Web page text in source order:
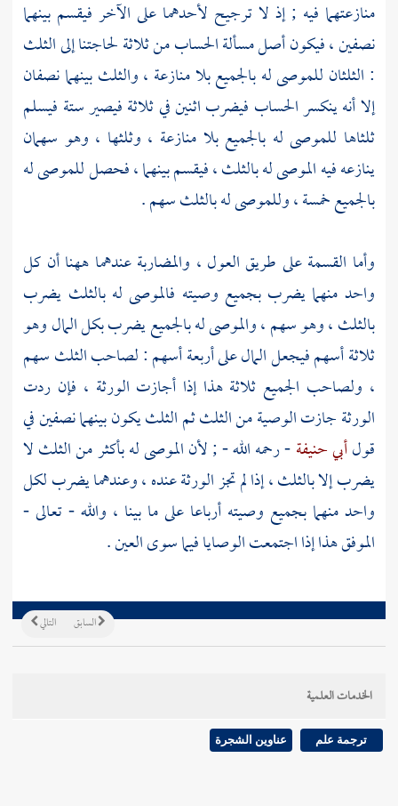
منازعتهما فيه ; إذ لا ترجيح لأحدهما على الآخر فيقسم بينهما
نصفين ، فيكون أصل مسألة الحساب من ثلاثة لحاجتنا إلى الثلث
: الثلثان للموصى له بالجميع بلا منازعة ، والثلث بينهما نصفان
إلا أنه ينكسر الحساب فيضرب اثنين في ثلاثة فيصير ستة فيسلم
ثلثاها للموصى له بالجميع بلا منازعة ، وثلثها ، وهو سهمان
ينازعه فيه الموصى له بالثلث ، فيقسم بينهما ، فحصل للموصى له
بالجميع خمسة ، وللموصى له بالثلث سهم .
وأما القسمة على طريق العول ، والمضاربة عندهما ههنا أن كل
واحد منهما يضرب بجميع وصيته فالموصى له بالثلث يضرب
بالثلث ، وهو سهم ، والموصى له بالجميع يضرب بكل المال وهو
ثلاثة أسهم فيجعل المال على أربعة أسهم : لصاحب الثلث سهم
، ولصاحب الجميع ثلاثة هذا إذا أجازت الورثة ، فإن ردت
الورثة جازت الوصية من الثلث ثم الثلث يكون بينهما نصفين في
قولأبي حنيفة- رحمه الله - ; لأن الموصى له بأكثر من الثلث لا
يضرب إلا بالثلث ، إذا لم تجز الورثة عنده ، وعندهما يضرب لكل
واحد منهما بجميع وصيته أرباعا على ما بينا ، والله - تعالى -
الموفق هذا إذا اجتمعت الوصايا فيما سوى العين .
التالي السابق
الخدمات العلمية
ترجمة علم عناوين الشجرة